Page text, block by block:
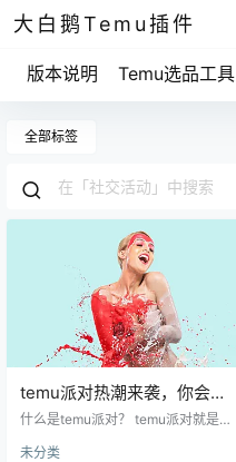
大白鹅Temu插件
版本说明 Temu选品工具
全部标签
temu派对热潮来袭，你会选
择参与还是观望？
什么是temu派对？ temu派对就是一
念。它不仅仅是个聚会，更像是一
未分类